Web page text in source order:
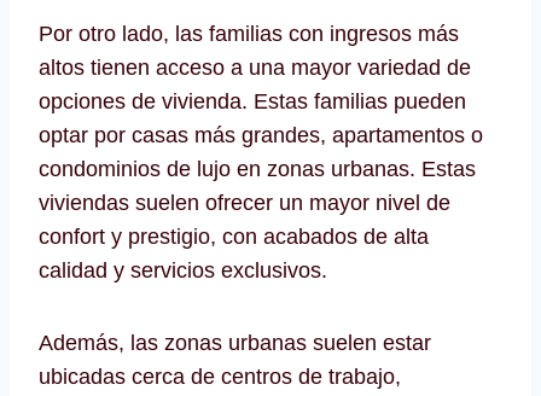
Por otro lado, las familias con ingresos más
altos tienen acceso a una mayor variedad de
opciones de vivienda. Estas familias pueden
optar por casas más grandes, apartamentos o
condominios de lujo en zonas urbanas. Estas
viviendas suelen ofrecer un mayor nivel de
confort y prestigio, con acabados de alta
calidad y servicios exclusivos.
Además, las zonas urbanas suelen estar
ubicadas cerca de centros de trabajo,